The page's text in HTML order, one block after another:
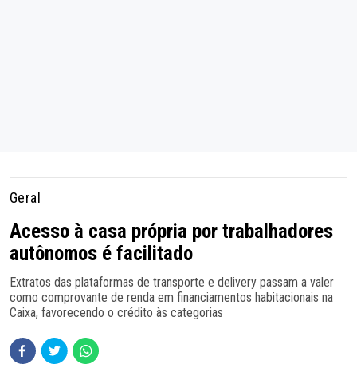
Geral
Acesso à casa própria por trabalhadores
autônomos é facilitado
Extratos das plataformas de transporte e delivery passam a valer
como comprovante de renda em financiamentos habitacionais na
Caixa, favorecendo o crédito às categorias